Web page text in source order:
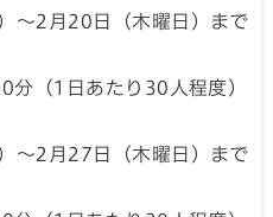
～2月20日（木曜日）まで
（1日あたり30人程度）
～2月27日（木曜日）まで